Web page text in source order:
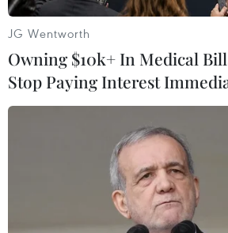
#Thầy giáo đánh học sinh
#Bạo lực
JG Wentworth
Owning $10k+ In Medical
Stop Paying Interest